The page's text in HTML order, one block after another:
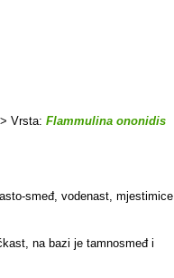
> Vrsta: Flammulina ononidis
smeđ, vodenast, mjestimice
na bazi je tamnosmeđ i